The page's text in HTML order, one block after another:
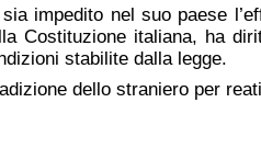
impedito nel suo paese
Costituzione italiana, ha
stabilite dalla legge.
dello straniero per